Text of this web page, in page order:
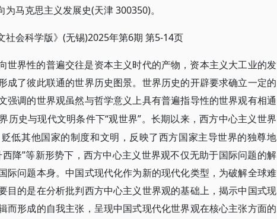
马克思主义发展史(天津 300350)。
会科学版》 (无锡)2025年第6期 第5-14页
世界性的普遍交往是资本主义时代的产物，资本主义大工业的发
成了彼此联通的世界历史图景。世界历史的开辟要求确立一定的
强调的世界观虽然与哲学意义上具有普遍指导性的世界观有相通
历史与现代文明条件下“观世界”。长期以来，西方中心主义世界
低其他国家的制度和文明，反映了西方国家主导世界的独尊地
降”等新形势下，西方中心主义世界观不仅无助于国际问题的解
际问题本身。中国式现代化作为新的现代化类型，为破解全球难
目的是在分析批判西方中心主义世界观的基础上，揭示中国式现
而形成的自我主张，呈现中国式现代化世界观在核心主张方面的